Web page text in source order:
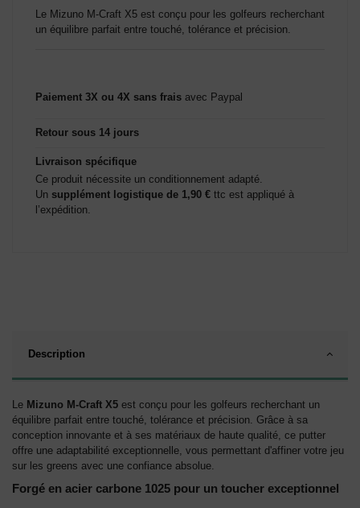
Le Mizuno M-Craft X5 est conçu pour les golfeurs recherchant
un équilibre parfait entre touché, tolérance et précision.
Paiement 3X ou 4X sans frais avec Paypal
Retour sous 14 jours
Livraison spécifique
Ce produit nécessite un conditionnement adapté.
Un supplément logistique de 1,90 € ttc est appliqué à
l’expédition.
Description
Le Mizuno M-Craft X5 est conçu pour les golfeurs recherchant un
équilibre parfait entre touché, tolérance et précision. Grâce à sa
conception innovante et à ses matériaux de haute qualité, ce putter
offre une adaptabilité exceptionnelle, vous permettant d'affiner votre jeu
sur les greens avec une confiance absolue.
Forgé en acier carbone 1025 pour un toucher exceptionnel